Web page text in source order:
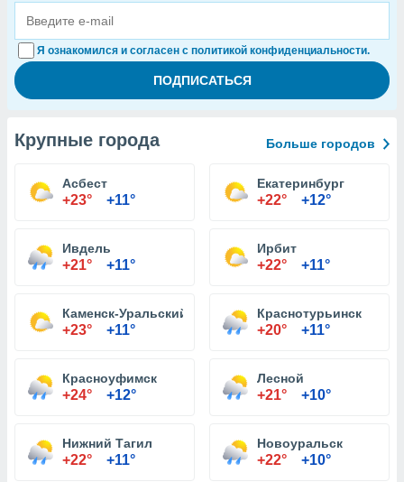
Я ознакомился и согласен с политикой конфиденциальности.
Крупные города Больше городов
Асбест
+23° +11°
Екатеринбург
+22° +12°
Ивдель
+21° +11°
Ирбит
+22° +11°
Каменск-Уральский
+23° +11°
Краснотурьинск
+20° +11°
Красноуфимск
+24° +12°
Лесной
+21° +10°
Нижний Тагил
+22° +11°
Новоуральск
+22° +10°